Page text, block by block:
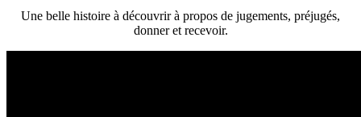
Une belle histoire à découvrir à propos de jugements, préjugés,
donner et recevoir.